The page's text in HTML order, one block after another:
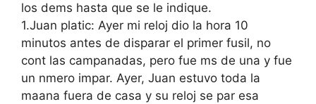
los dems hasta que se le indique.
1.Juan platic: Ayer mi reloj dio la hora 10
minutos antes de disparar el primer fusil, no
cont las campanadas, pero fue ms de una y fue
un nmero impar. Ayer, Juan estuvo toda la
maana fuera de casa y su reloj se par esa